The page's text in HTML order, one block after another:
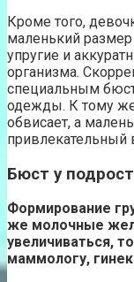
Кроме того,
маленький
упругие и
организма.
специальным
одежды. К тому
обвисает, а
привлекательный
Бюст у
Формирование
же молочные
увеличиваться,
маммологу,